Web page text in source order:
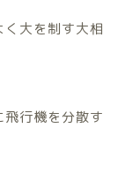
大を制す大相
行機を分散す